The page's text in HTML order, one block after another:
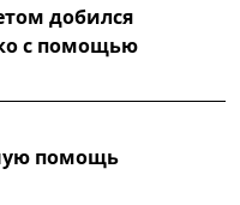
добился
с помощью
помощь